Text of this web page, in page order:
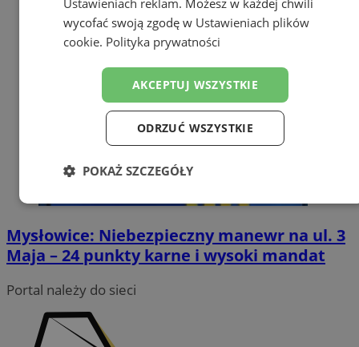
Mysłowice: Niebezpieczny manewr na ul. 3
Maja – 24 punkty karne i wysoki mandat
Portal należy do sieci
wycofać swoją zgodę w Ustawieniach plików
cookie. Polityka prywatności
AKCEPTUJ WSZYSTKIE
ODRZUĆ WSZYSTKIE
POKAŻ SZCZEGÓŁY
Niezbędne Wydajność Targetowanie
Funkcjonalność Niesklasyfikowane